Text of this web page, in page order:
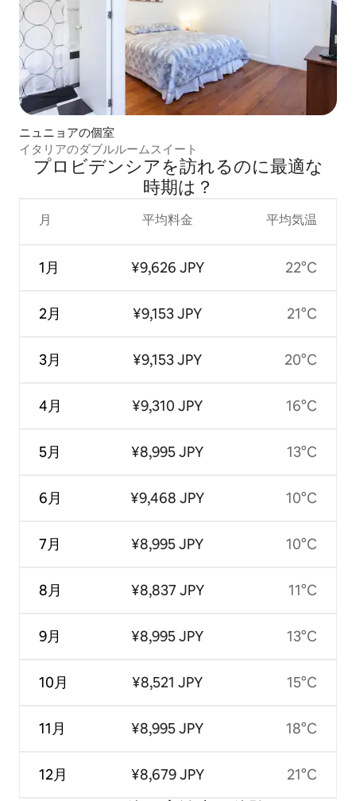
ニュニョアの個室
イタリアのダブルルームスイート
プロビデンシアを訪⁠れ⁠るの⁠に最⁠適⁠な
時⁠期⁠は⁠？
月
1月
2月
3月
4月
5月
6月
7月
8月
9月
10月
11月
12月
平均料金
¥9,626 JPY
¥9,153 JPY
¥9,153 JPY
¥9,310 JPY
¥8,995 JPY
¥9,468 JPY
¥8,995 JPY
¥8,837 JPY
¥8,995 JPY
¥8,521 JPY
¥8,995 JPY
¥8,679 JPY
平均気温
22°C
21°C
20°C
16°C
13°C
10°C
10°C
11°C
13°C
15°C
18°C
21°C